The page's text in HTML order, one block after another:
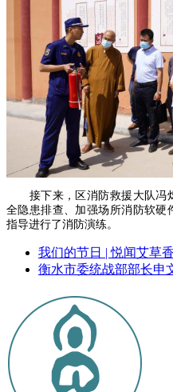
接下来，区消防救援大队冯
全隐患排查、加强场所消防软硬
指导进行了消防演练。
我们的节日 | 悦闻艾草
衡水市委统战部部长申